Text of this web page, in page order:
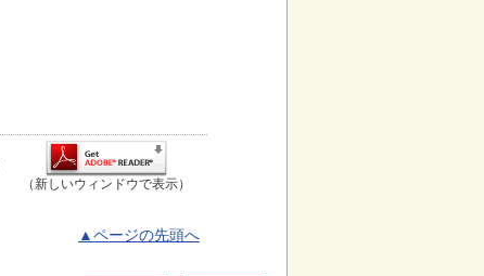
（新しいウィンドウで表示）
▲ページの先頭へ